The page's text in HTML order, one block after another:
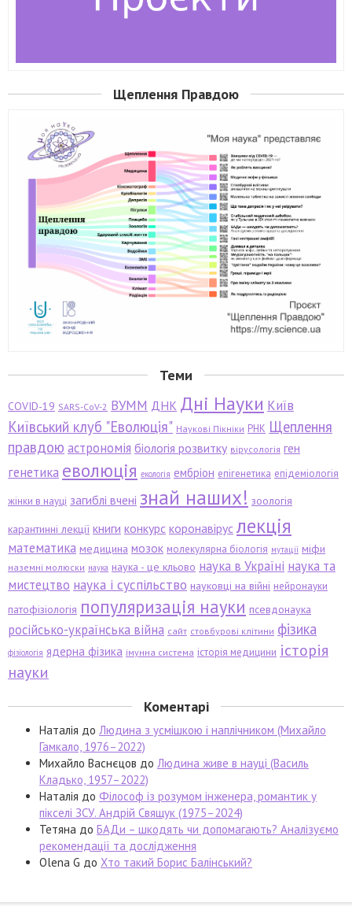
Щеплення Правдою
Теми
COVID-19 SARS-CoV-2 ВУММ ДНК Дні Науки Київ
Київський клуб "Еволюція" Наукові Пікніки РНК Щеплення
правдою астрономія біологія розвитку вірусологія ген
генетика еволюція екологія ембріон епігенетика епідеміологія
жінки в науці загиблі вчені знай наших! зоологія
карантинні лекції книги конкурс коронавірус лекція
математика медицина мозок молекулярна біологія мутації міфи
наземні молюски наука наука - це кльово наука в Україні наука та
мистецтво наука і суспільство науковці на війні нейронауки
патофізіологія популяризація науки псевдонаука
російсько-українська війна сайт стовбурові клітини фізика
фізіологія ядерна фізика імунна система історія медицини історія
науки
Коментарі
Наталія до Людина з усмішкою і наплічником (Михайло
Гамкало, 1976–2022)
Михайло Васнєцов до Людина живе в науці (Василь
Кладько, 1957–2022)
Наталія до Філософ із розумом інженера, романтик у
пікселі ЗСУ. Андрій Свящук (1975–2024)
Тетяна до БАДи – шкодять чи допомагають? Аналізуємо
рекомендації та дослідження
Olena G до Хто такий Борис Балінський?